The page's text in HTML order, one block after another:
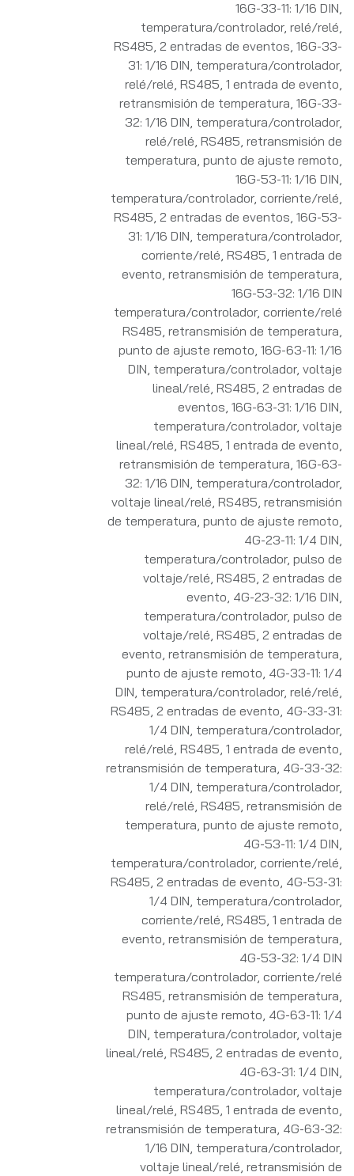
16G-33-11: 1/16 DIN,
temperatura/controlador, relé/relé,
RS485, 2 entradas de eventos 16G-33-
31: 1/16 DIN, temperatura/controlador,
relé/relé, RS485, 1 entrada de evento,
retransmisión de temperatura 16G-33-
32: 1/16 DIN, temperatura/controlador,
relé/relé, RS485, retransmisión de
temperatura, punto de ajuste remoto
16G-53-11: 1/16 DIN,
temperatura/controlador, corriente/relé,
RS485, 2 entradas de eventos 16G-53-
31: 1/16 DIN, temperatura/controlador,
corriente/relé, RS485, 1 entrada de
evento, retransmisión de temperatura
16G-53-32: 1/16 DIN
temperatura/controlador, corriente/relé
RS485, retransmisión de temperatura,
punto de ajuste remoto 16G-63-11: 1/16
DIN, temperatura/controlador, voltaje
lineal/relé, RS485, 2 entradas de
eventos 16G-63-31: 1/16 DIN,
temperatura/controlador, voltaje
lineal/relé, RS485, 1 entrada de evento,
retransmisión de temperatura 16G-63-
32: 1/16 DIN, temperatura/controlador,
voltaje lineal/relé, RS485, retransmisión
de temperatura, punto de ajuste remoto
4G-23-11: 1/4 DIN,
temperatura/controlador, pulso de
voltaje/relé, RS485, 2 entradas de
evento 4G-23-32: 1/16 DIN,
temperatura/controlador, pulso de
voltaje/relé, RS485, 2 entradas de
evento, retransmisión de temperatura,
punto de ajuste remoto 4G-33-11: 1/4
DIN, temperatura/controlador, relé/relé,
RS485, 2 entradas de evento 4G-33-31:
1/4 DIN, temperatura/controlador,
relé/relé, RS485, 1 entrada de evento,
retransmisión de temperatura 4G-33-32:
1/4 DIN, temperatura/controlador,
relé/relé, RS485, retransmisión de
temperatura, punto de ajuste remoto
4G-53-11: 1/4 DIN,
temperatura/controlador, corriente/relé,
RS485, 2 entradas de evento 4G-53-31:
1/4 DIN, temperatura/controlador,
corriente/relé, RS485, 1 entrada de
evento, retransmisión de temperatura
4G-53-32: 1/4 DIN
temperatura/controlador, corriente/relé
RS485, retransmisión de temperatura,
punto de ajuste remoto 4G-63-11: 1/4
DIN, temperatura/controlador, voltaje
lineal/relé, RS485, 2 entradas de evento
4G-63-31: 1/4 DIN,
temperatura/controlador, voltaje
lineal/relé, RS485, 1 entrada de evento,
retransmisión de temperatura 4G-63-32:
1/16 DIN, temperatura/controlador,
voltaje lineal/relé, retransmisión de